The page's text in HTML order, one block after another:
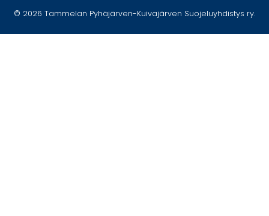
© 2026 Tammelan Pyhäjärven-Kuivajärven Suojeluyhdistys ry.